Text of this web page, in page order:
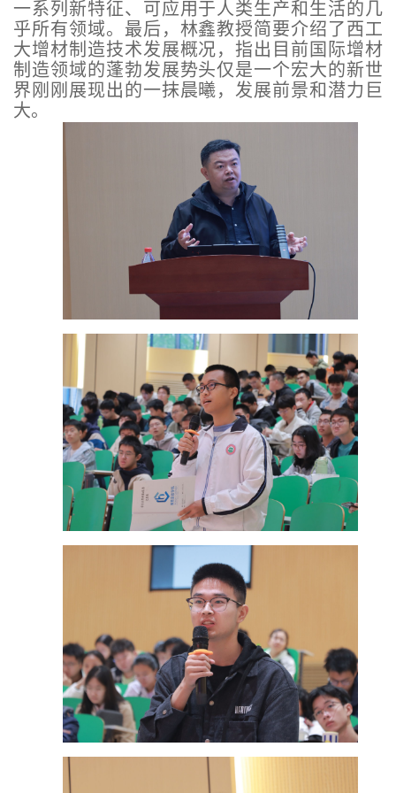
一系列新特征、可应用于人类生产和生活的几
乎所有领域。最后，林鑫教授简要介绍了西工
大增材制造技术发展概况，指出目前国际增材
制造领域的蓬勃发展势头仅是一个宏大的新世
界刚刚展现出的一抹晨曦，发展前景和潜力巨
大。